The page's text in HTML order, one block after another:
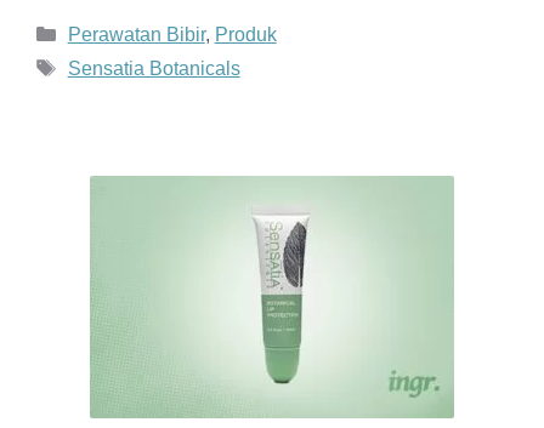
Kategori
Perawatan Bibir, Produk
Tag
Sensatia Botanicals